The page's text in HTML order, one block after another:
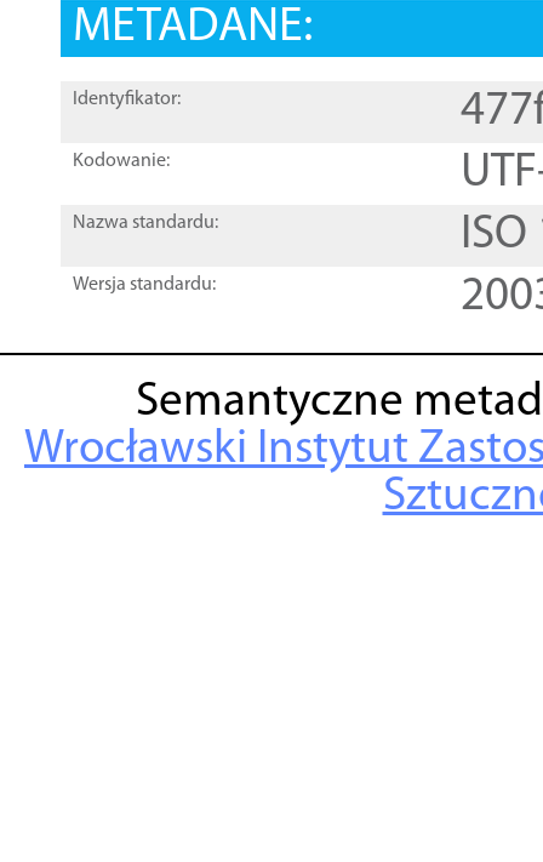
METADANE:
Identyfikator:
Kodowanie:
Nazwa standardu:
Wersja standardu:
Semantyczne
Wrocławski Instytut